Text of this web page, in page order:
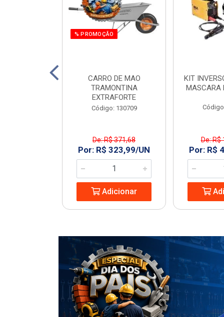
% PROMOÇÃO
CARRO DE MAO
TRAMONTINA
EXTRAFORTE
Código: 130709
De: R$ 371,68
Por: R$ 323,99/UN
Adicionar
KIT
MASCARA
De: R$
Por: R$